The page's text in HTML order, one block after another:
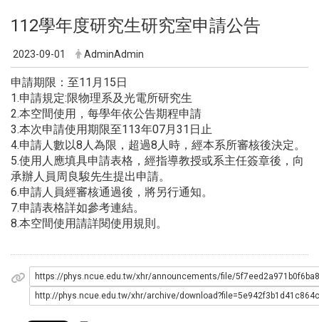
112學年度研究生研究室申請公告
2023-09-01 AdminAdmin
申請期限：至11月15日
1.申請規定:限物理系及光電所研究生
2.本空間使用，每學年依公告期程申請
3.本次申請使用期限至113年07月31日止
4.申請人數以8人為限，超過8人時，經本系所審核後決定。
5.使用人應填具申請表格，經指導教授或系主任簽章後，向
承辦人員周良駿先生提出申請。
6.申請人員經審核通過後，將另行通知。
7.申請表格詳如參考連結。
8.本空間使用請詳閱使用規則。
https://phys.ncue.edu.tw/xhr/announcements/file/
http://phys.ncue.edu.tw/xhr/archive/